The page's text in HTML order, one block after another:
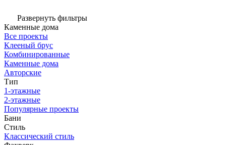
Развернуть фильтры
Каменные дома
Все проекты
Клееный брус
Комбинированные
Каменные дома
Авторские
Тип
1-этажные
2-этажные
Популярные проекты
Бани
Стиль
Классический стиль